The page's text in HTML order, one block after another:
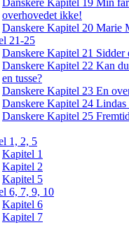
overhovedet ikke!
Danskere Kapitel 20 Marie
21-25
Danskere Kapitel 21 Sidder
Danskere Kapitel 22 Kan
en tusse?
Danskere Kapitel 23 En
Danskere Kapitel 24 Lindas
Danskere Kapitel 25
1, 2, 5
Kapitel 1
Kapitel 2
Kapitel 5
6, 7, 9, 10
Kapitel 6
Kapitel 7